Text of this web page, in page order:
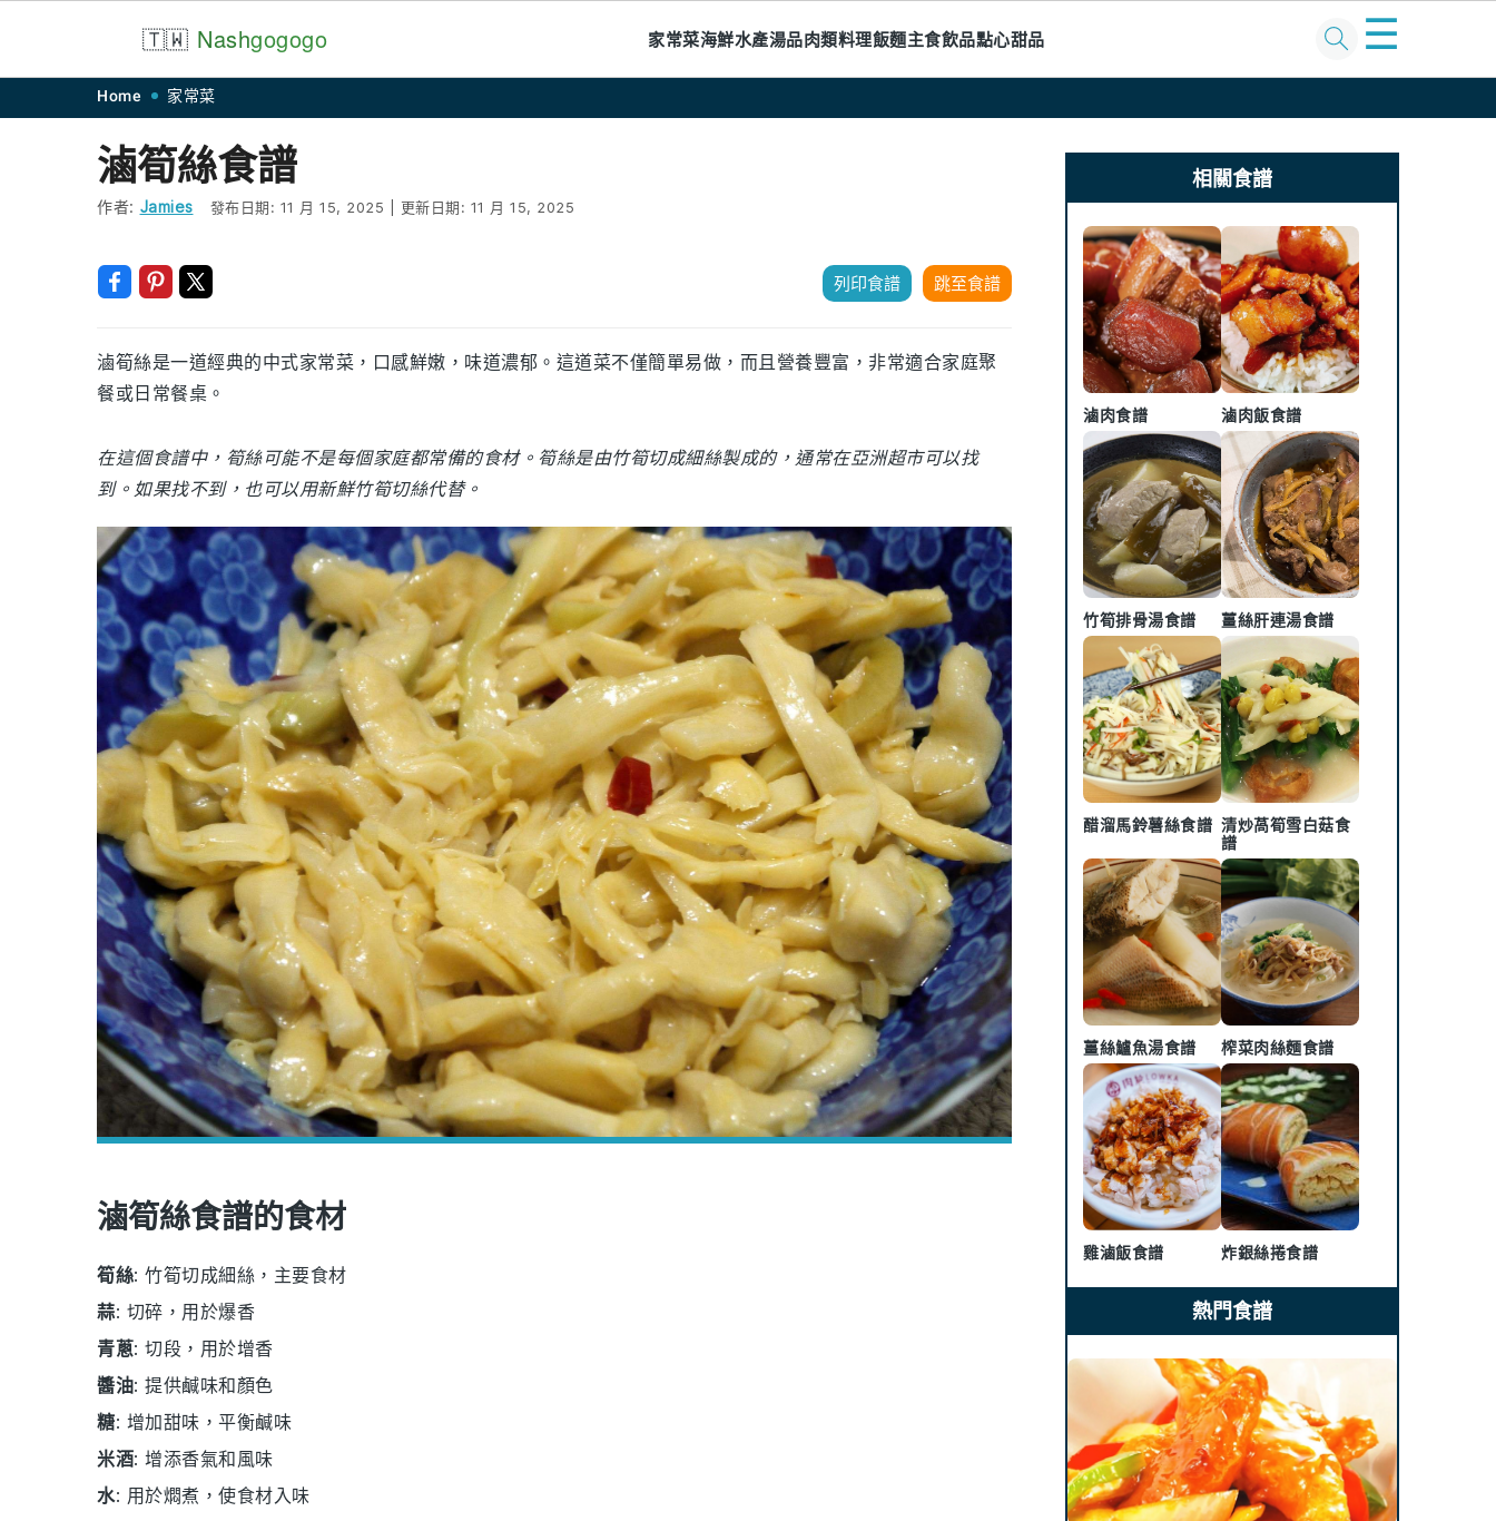
navigation
content
🇹🇼 Nashgogogo 家常菜海鮮水產湯品肉類料理飯麵主食飲品點心甜品 ☰
Home 家常菜
滷筍絲食譜
作者: Jamies 發布日期: 11 月 15, 2025 更新日期: 11 月 15, 2025
列印食譜 跳至食譜
滷筍絲是一道經典的中式家常菜，口感鮮嫩，味道濃郁。這道菜不僅簡單易做，而且營養豐富，非常適合家庭聚
餐或日常餐桌。
在這個食譜中，筍絲可能不是每個家庭都常備的食材。筍絲是由竹筍切成細絲製成的，通常在亞洲超市可以找
到。如果找不到，也可以用新鮮竹筍切絲代替。
滷筍絲食譜的食材
筍絲: 竹筍切成細絲，主要食材
蒜: 切碎，用於爆香
青蔥: 切段，用於增香
醬油: 提供鹹味和顏色
糖: 增加甜味，平衡鹹味
米酒: 增添香氣和風味
水: 用於燜煮，使食材入味
Primary
Sidebar
相關食譜
滷肉食譜 滷肉飯食譜
竹筍排骨湯食譜 薑絲肝連湯食譜
醋溜馬鈴薯絲食譜 清炒萵筍雪白菇食
譜
薑絲鱸魚湯食譜 榨菜肉絲麵食譜
雞滷飯食譜 炸銀絲捲食譜
熱門食譜